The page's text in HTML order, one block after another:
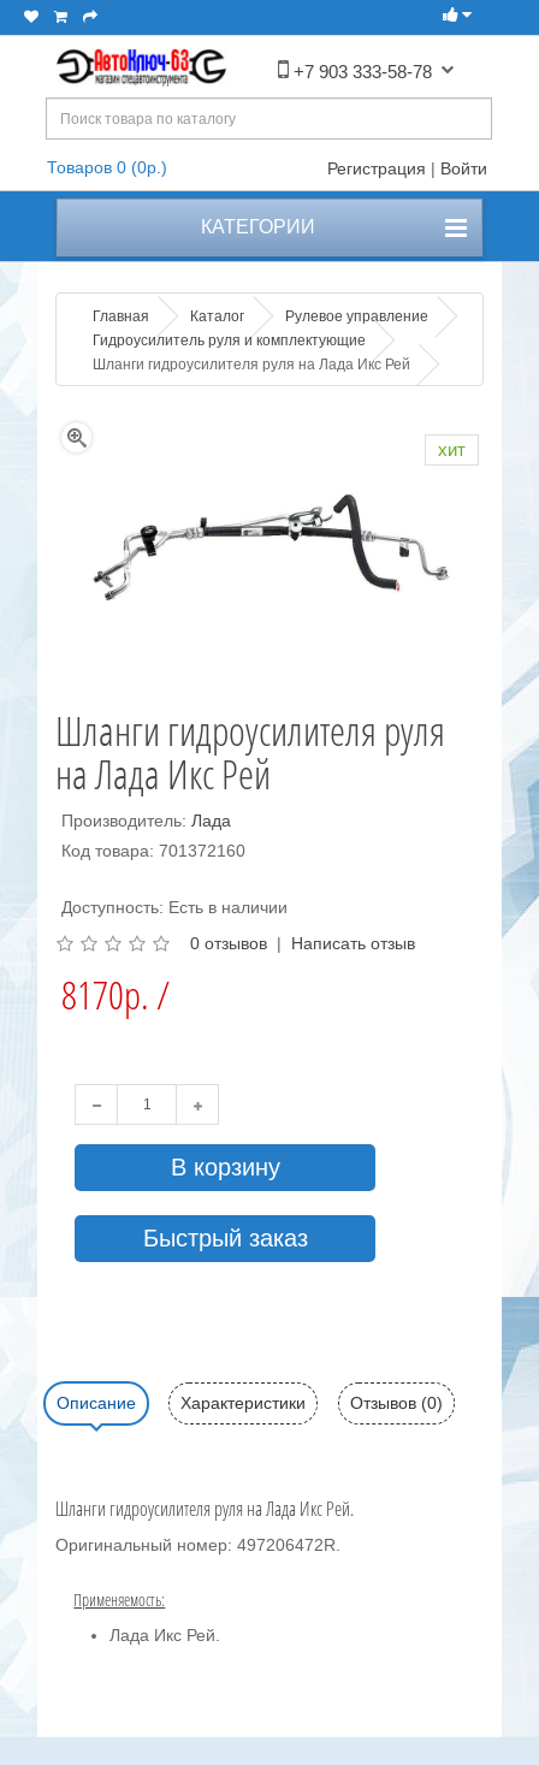
+7 903 333-58-78
Товаров 0 (0р.) Регистрация | Войти
КАТЕГОРИИ
Главная Каталог
Рулевое управление
Гидроусилитель руля и комплектующие
Шланги гидроусилителя руля на Лада Икс Рей
хит
Шланги гидроусилителя руля
на Лада Икс Рей
Производитель: Лада
Код товара: 701372160
Доступность: Есть в наличии
0 отзывов | Написать отзыв
8170р. /
В корзину
Быстрый заказ
Описание Характеристики Отзывов (0)
Шланги гидроусилителя руля на Лада Икс Рей.
Оригинальный номер: 497206472R.
Применяемость:
Лада Икс Рей.